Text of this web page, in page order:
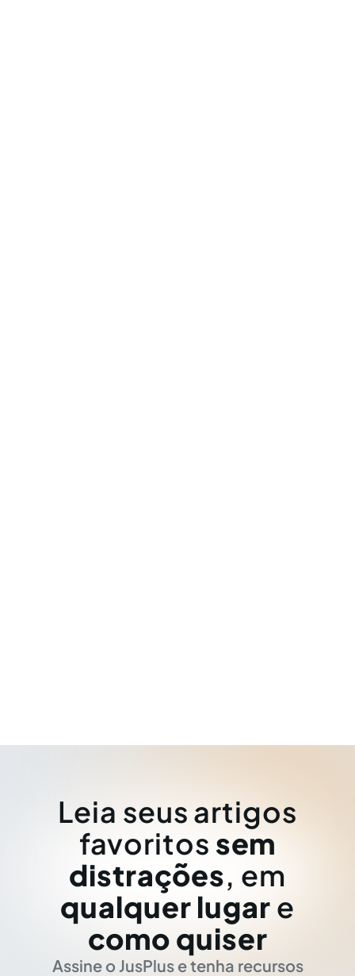
Leia seus artigos
favoritos sem
distrações, em
qualquer lugar e
como quiser
Assine o JusPlus e tenha recursos